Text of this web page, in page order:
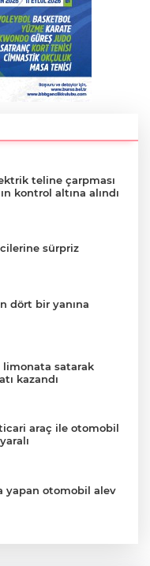
teline çarpması
kontrol altına alındı
sürpriz
dört bir yanına
limonata satarak
kazandı
araç ile otomobil
yapan otomobil alev